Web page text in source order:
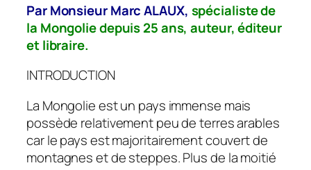
Par Monsieur Marc ALAUX, spécialiste de
la Mongolie depuis 25 ans, auteur, éditeur
et libraire.
INTRODUCTION
La Mongolie est un pays immense mais
possède relativement peu de terres arables
car le pays est majoritairement couvert de
montagnes et de steppes. Plus de la moitié